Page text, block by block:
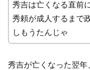
秀吉は亡くなる直前
秀頼が成人するまで
しもうたんじゃ
秀吉が亡くなった翌年